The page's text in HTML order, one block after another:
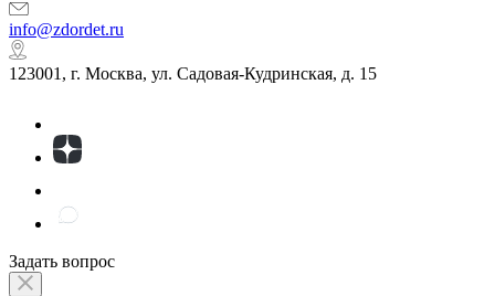
info@zdordet.ru
123001, г. Москва, ул. Садовая-Кудринская, д. 15
Задать вопрос